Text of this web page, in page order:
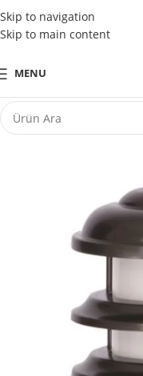
Skip to navigation
Skip to main content
Tüm Kredi
MENU